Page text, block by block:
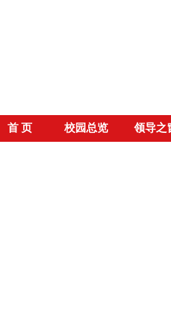
首 页 校园总览 领导之